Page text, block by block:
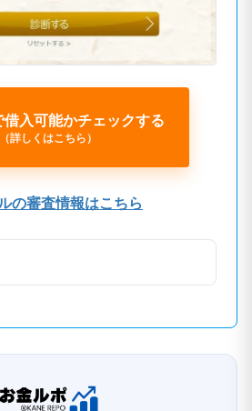
入可能かチェックする
（詳しくはこちら）
の審査情報はこちら